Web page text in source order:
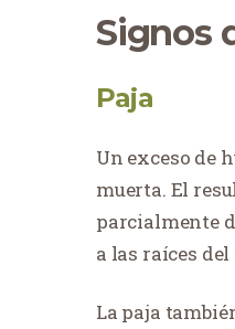
Signos
Paja
Un exceso de
muerta. El
parcialmente
a las raíces
La paja